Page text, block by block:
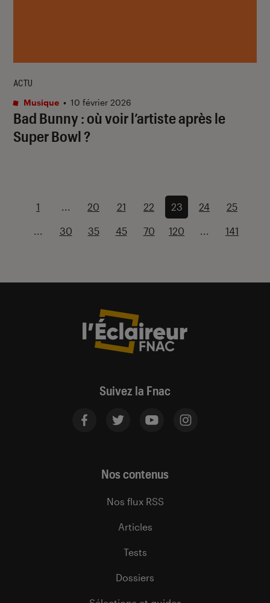
Bad Bunny : où voir l’artiste après le
Super Bowl ?
ACTU
Musique • 10 février 2026
1 ... 20 21 22 23 24 25
... 30 35 45 70 120 ... 141
Suivez la Fnac
Nos contenus
Nos flux RSS
Articles
Tests
Dossiers